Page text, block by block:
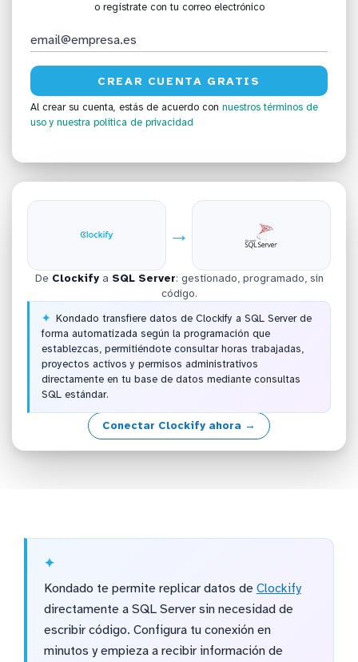
o regístrate con tu correo electrónico
Al crear su cuenta, estás de acuerdo con nuestros términos de
uso y nuestra política de privacidad
→
De Clockifya SQL Server: gestionado, programado, sin
código.
Kondado transfiere datos de Clockify a SQL Server de
forma automatizada según la programación que
establezcas, permitiéndote consultar horas trabajadas,
proyectos activos y permisos administrativos
directamente en tu base de datos mediante consultas
SQL estándar.
Conectar Clockify ahora →
Kondado te permite replicar datos de Clockify
directamente a SQL Server sin necesidad de
escribir código. Configura tu conexión en
minutos y empieza a recibir información de